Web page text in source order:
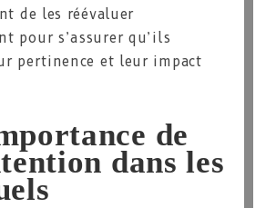
de les réévaluer
pour s’assurer qu’ils
pertinence et leur impact
de
dans les